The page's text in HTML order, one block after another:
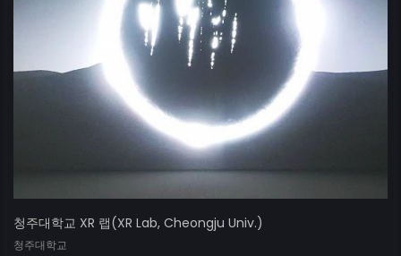
청주대학교 XR 랩(XR Lab, Cheongju Univ.)
청주대학교